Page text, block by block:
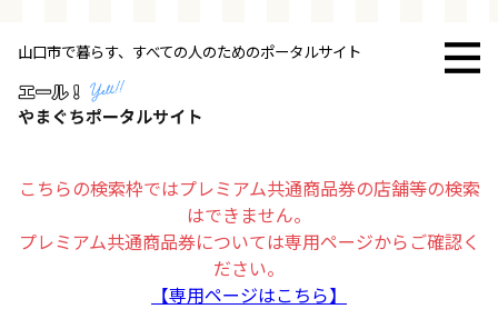
山口市で暮らす、すべての人のためのポータルサイト
こちらの検索枠ではプレミアム共通商品券の店舗等の検索
はできません。
プレミアム共通商品券については専用ページからご確認く
ださい。
【専用ページはこちら】
トップページ